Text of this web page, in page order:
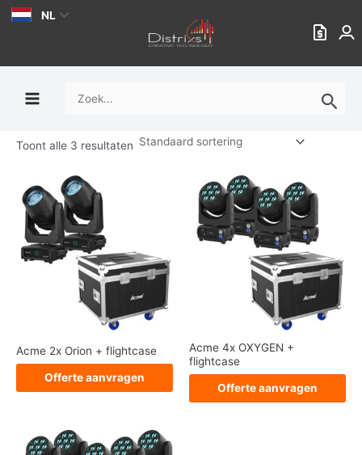
Ga
inhoud
NL
Zoek
Toont alle 3 resultaten
Acme 2x Orion + flightcase
Offerte aanvragen
Acme 4x OXYGEN +
flightcase
Offerte aanvragen